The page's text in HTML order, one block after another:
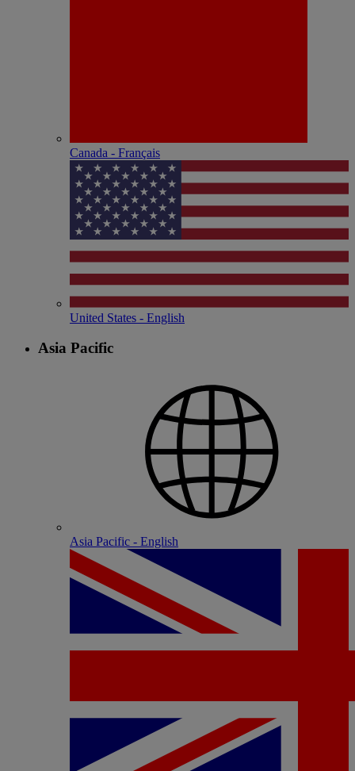
Canada - Français
United States - English
Asia Pacific
Asia Pacific - English